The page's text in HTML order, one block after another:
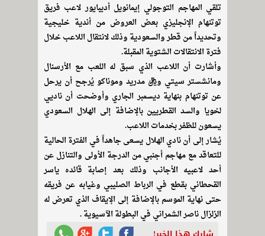
تلقي المهاجم التوجولي إيمانويل أديبايور لاعب فريق
توتنهام الإنجليزي بعض العروض من أندية خليجية
وتحديداً من قطر والسعودية وذلك لانتقال اللاعب خلال
فترة الانتقالات الشتوية المقبلة.
وأشارت أن اللاعب الذي سبق له اللعب مع الأرسنال
ومانشستر سيتي وريال مدريد وموناكو يُرجح أن يرحل
عن توتنهام بنهاية ديسمبر الجاري وأوضحت أن ناديي
لخويا والسد القطريين بالإضافة إلى الهلال السعودي
يسعون للظفر بخدمات اللاعب.
يُشار إلى أن نادي الهلال يسعى جاهداً في الفترة الحالية
للتعاقد مع مهاجم أجنبي من الدرجة الأولى والتنازل عن
أحد لاعبيه الأجانب وذلك بعد إصابة قائده ياسر
القحطاني بقطع في الرباط الصليبي وغيابه عن فريقه
حتى نهاية الموسم بالإضافة إلى الإيقاف الذي تعرض له
الزلزال ناصر الشمراني في البطولة الآسيوية .